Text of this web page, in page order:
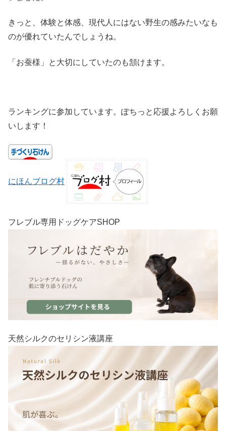
きっと、体験と体感、現代人にはない野生の感みたいなも
のが優れていたんでしょうね。
「お蚕様」と大切にしていたのも頷けます。
ランキングに参加しています。ぽちっと応援よろしくお願
いします！
にほんブログ村
フレブル専用ドッグケアSHOP
天然シルクのセリシン液講座